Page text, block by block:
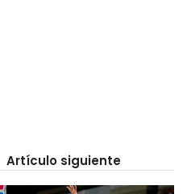
Artículo siguiente